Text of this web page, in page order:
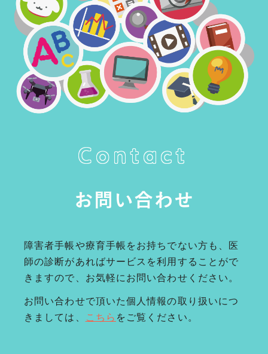
Contact
お問い合わせ
障害者手帳や療育手帳をお持ちでない方も、医
師の診断があればサービスを利用することがで
きますので、お気軽にお問い合わせください。
お問い合わせで頂いた個人情報の取り扱いにつ
きましては、
こちら をご覧ください。